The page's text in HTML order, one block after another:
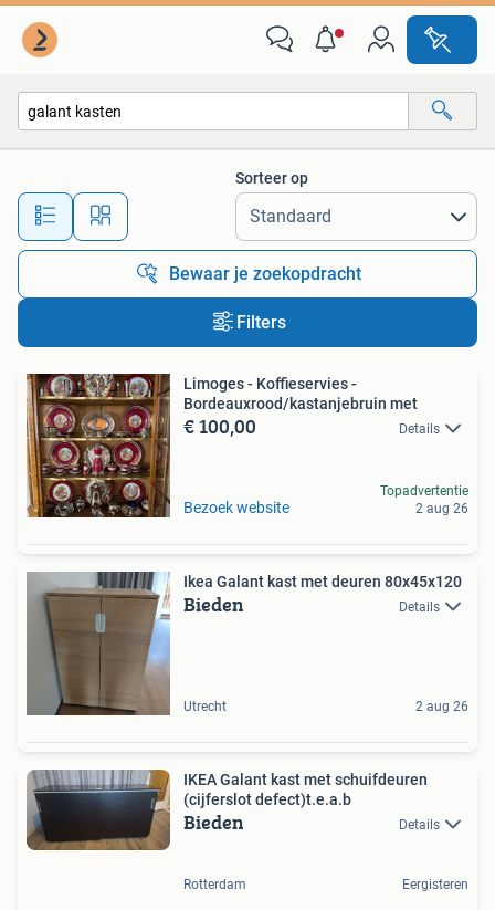
Alle afstanden…
Sorteer op
Bewaar je zoekopdracht
Filters
Limoges - Koffieservies -
Bordeauxrood/kastanjebruin met
€ 100,00 Details
Bezoek website
Topadvertentie
2 aug 26
Ikea Galant kast met deuren 80x45x120
Bieden Details
Utrecht 2 aug 26
IKEA Galant kast met schuifdeuren
(cijferslot defect)t.e.a.b
Bieden Details
Rotterdam Eergisteren